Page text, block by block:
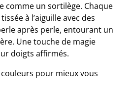
comme un sortilège. Chaque
à l’aiguille avec des
après perle, entourant un
Une touche de magie
doigts affirmés.
pour mieux vous